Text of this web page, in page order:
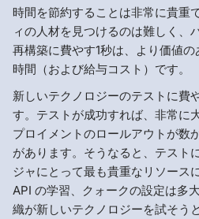
時間を節約することは非常に貴重
ィの人材を見つけるのは難しく、
再構築に費やす1秒は、より価値
時間（および給与コスト）です。
新しいテクノロジーのテストに費
す。テストが成功すれば、非常に
プロイメントのロールアウトが数
があります。そうなると、テスト
ジャにとって最も貴重なリソース
API の学習、クォークの設定は多
織が新しいテクノロジーを試そう